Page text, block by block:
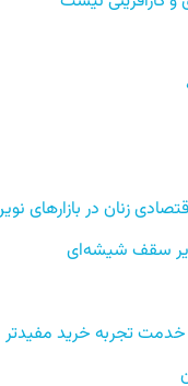
زنان در بازارهای
سقف شیشه‌ای
تجربه خرید مفیدتر